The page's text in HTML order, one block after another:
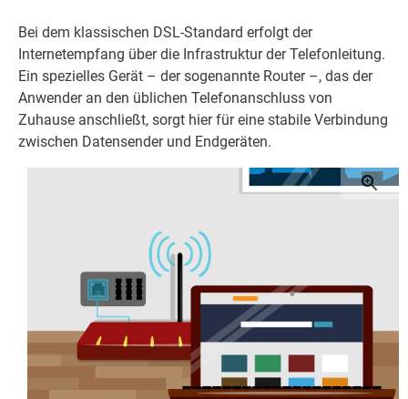
Bei dem klassischen DSL-Standard erfolgt der
Internetempfang über die Infrastruktur der Telefonleitung.
Ein spezielles Gerät – der sogenannte Router –, das der
Anwender an den üblichen Telefonanschluss von
Zuhause anschließt, sorgt hier für eine stabile Verbindung
zwischen Datensender und Endgeräten.